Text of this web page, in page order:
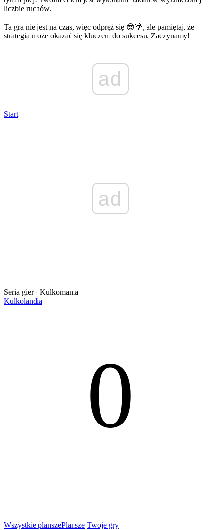
liczbie ruchów.
Ta gra nie jest na czas, więc odpręż się 😎🌴, ale pamiętaj, że
strategia może okazać się kluczem do sukcesu. Zaczynamy!
ad
Start
ad
Seria gier · Kulkomania
Kulkolandia
0
Wszystkie planszePlansze Twoje gry